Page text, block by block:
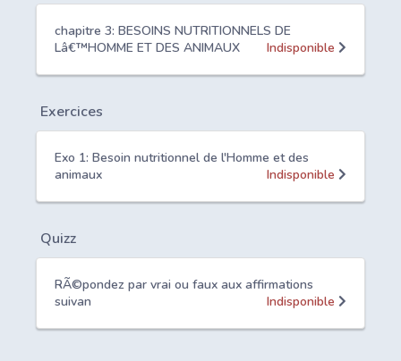
chapitre 3: BESOINS NUTRITIONNELS DE
Lâ€™HOMME ET DES ANIMAUX
Indisponible
Exercices
Exo 1: Besoin nutritionnel de l'Homme et des
animaux
Indisponible
Quizz
RÃ©pondez par vrai ou faux aux affirmations
suivan
Indisponible